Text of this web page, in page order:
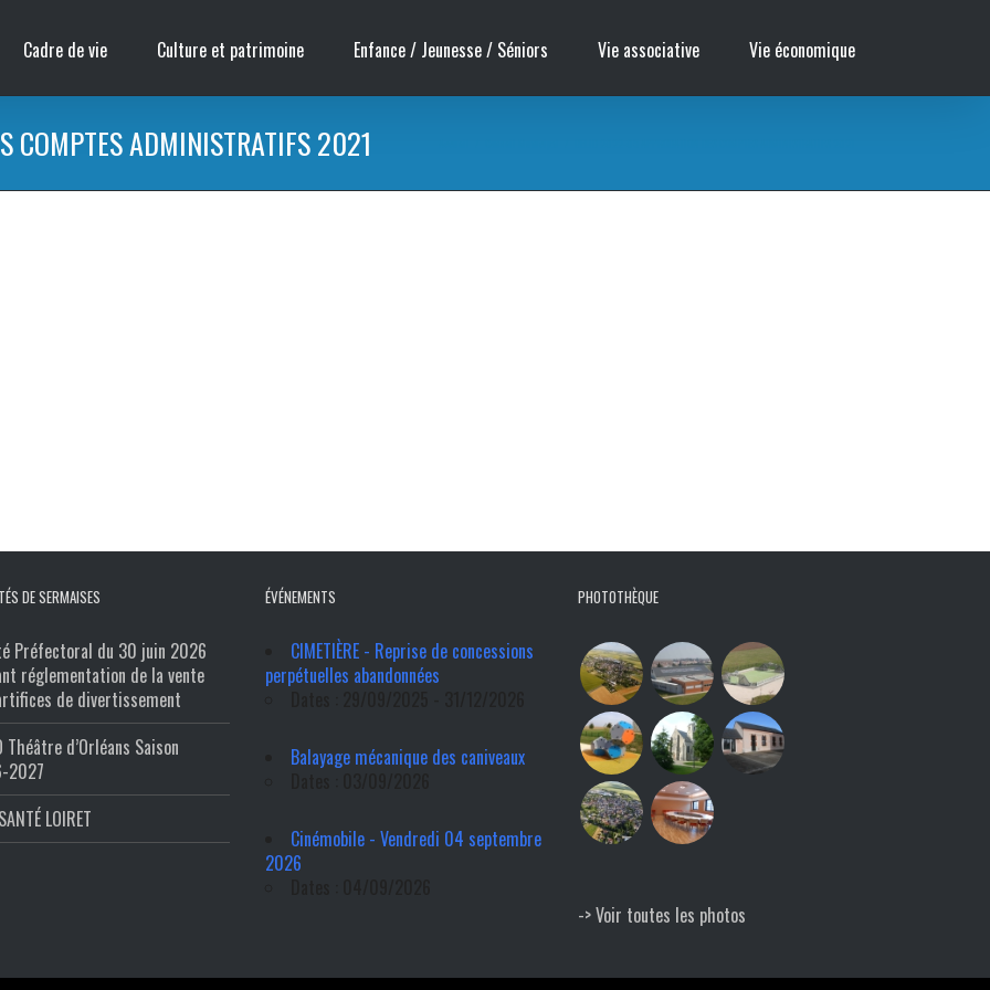
Cadre de vie Culture et patrimoine Enfance / Jeunesse / Séniors Vie associative Vie économique
ADMINISTRATIFS 2021
DE SERMAISES
Préfectoral du 30 juin 2026
réglementation de la vente
de divertissement
Théâtre d’Orléans Saison
2027
LOIRET
ÉVÉNEMENTS
CIMETIÈRE - Reprise de concessions
perpétuelles abandonnées
Balayage mécanique des caniveaux
Cinémobile - Vendredi 04 septembre
2026
PHOTOTHÈQUE
-> Voir toutes les photos